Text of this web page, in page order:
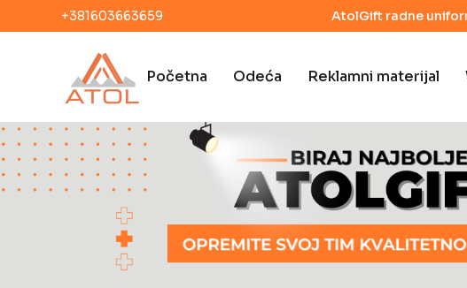
+381603663659 AtolGift radne
Početna Odeća Reklamni materijal